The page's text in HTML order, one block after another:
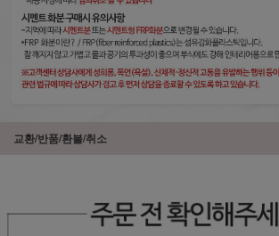
교환/반품/환불/취소